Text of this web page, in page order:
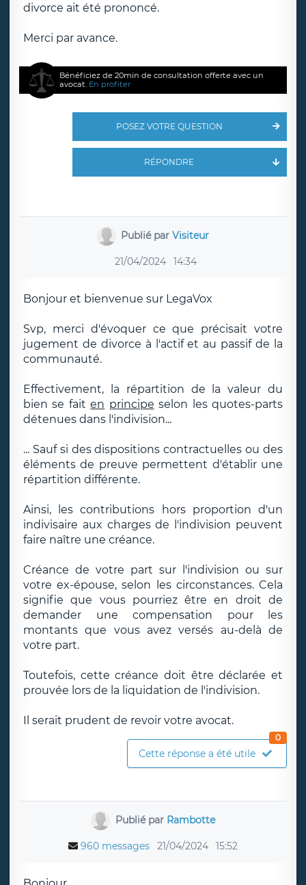
divorce ait été prononcé.
Merci par avance.
Bénéficiez de 20min de consultation offerte avec un
avocat. En profiter
POSEZ VOTRE QUESTION
RÉPONDRE
Publié parVisiteur
21/04/2024 14:34
Bonjour et bienvenue sur LegaVox
Svp, merci d'évoquer ce que précisait votre
jugement de divorce à l'actif et au passif de la
communauté.
Effectivement, la répartition de la valeur du
bien se faiten principe selon les quotes-parts
détenues dans l'indivision...
... Sauf si des dispositions contractuelles ou des
éléments de preuve permettent d'établir une
répartition différente.
Ainsi, les contributions hors proportion d'un
indivisaire aux charges de l'indivision peuvent
faire naître une créance.
Créance de votre part sur l'indivision ou sur
votre ex-épouse, selon les circonstances. Cela
signifie que vous pourriez être en droit de
demander une compensation pour les
montants que vous avez versés au-delà de
votre part.
Toutefois, cette créance doit être déclarée et
prouvée lors de la liquidation de l'indivision.
Il serait prudent de revoir votre avocat.
Cette réponse a été utile
0
Publié par Rambotte
960 messages 21/04/2024 15:52